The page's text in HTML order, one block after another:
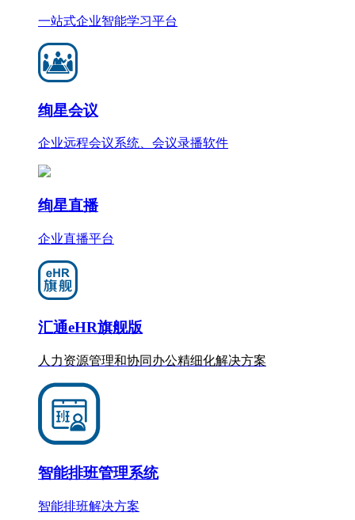
一站式企业智能学习平台
绚星会议
企业远程会议系统、会议录播软件
绚星直播
企业直播平台
汇通eHR旗舰版
人力资源管理和协同办公精细化解决方案
智能排班管理系统
智能排班解决方案